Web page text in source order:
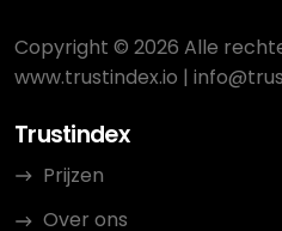
Copyright © 2026 Alle
www.trustindex.io |
Trustindex
Prijzen
Over ons